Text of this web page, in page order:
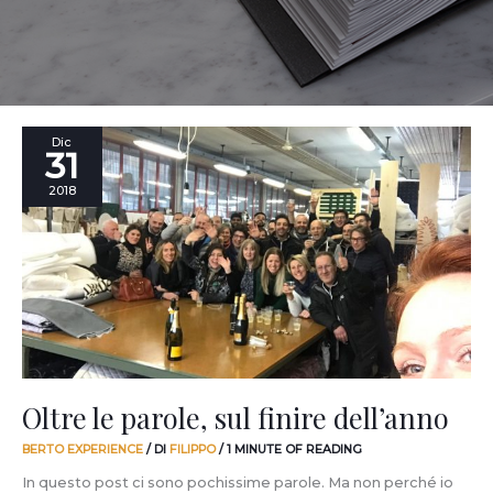
Dic
31
2018
Oltre le parole, sul finire dell’anno
BERTO EXPERIENCE / DI FILIPPO/1 MINUTE OF READING
In questo post ci sono pochissime parole. Ma non perché io
Oltre
parole,
finire
dell’anno